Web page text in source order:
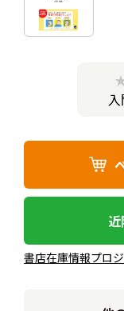
近
書店在庫情報プロ